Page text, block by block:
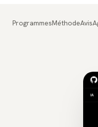
ProgrammesMéthodeAvis